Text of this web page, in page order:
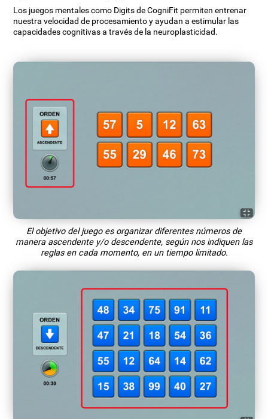
Los juegos mentales como Digits de CogniFit permiten entrenar
nuestra velocidad de procesamiento y ayudan a estimular las
capacidades cognitivas a través de la neuroplasticidad.
El objetivo del juego es organizar diferentes números de
manera ascendente y/o descendente, según nos indiquen las
reglas en cada momento, en un tiempo limitado.